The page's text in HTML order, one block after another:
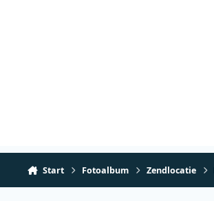
Start Fotoalbum Zendlocatie